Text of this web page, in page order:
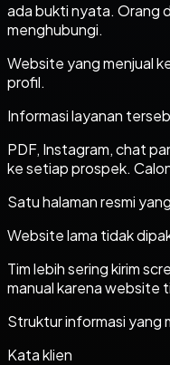
ada bukti nyata. Orang
menghubungi.
Website yang menjual
profil.
Informasi layanan
PDF, Instagram, chat
ke setiap prospek.
Satu halaman resmi
Website lama tidak
Tim lebih sering kirim
manual karena website
Struktur informasi yang
Kata klien